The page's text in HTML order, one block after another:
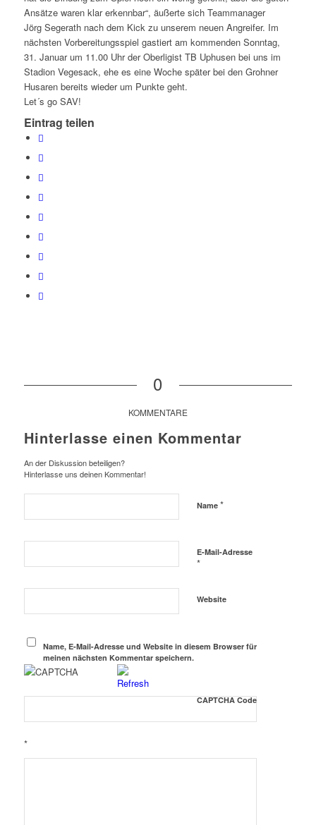
Ansätze waren klar erkennbar“, äußerte sich Teammanager
Jörg Segerath nach dem Kick zu unserem neuen Angreifer. Im
nächsten Vorbereitungsspiel gastiert am kommenden Sonntag,
31. Januar um 11.00 Uhr der Oberligist TB Uphusen bei uns im
Stadion Vegesack, ehe es eine Woche später bei den Grohner
Husaren bereits wieder um Punkte geht.
Let´s go SAV!
Eintrag teilen
0
KOMMENTARE
Hinterlasse einen Kommentar
An der Diskussion beteiligen?
Hinterlasse uns deinen Kommentar!
Name *
E-Mail-Adresse
*
Website
Name, E-Mail-Adresse und Website in diesem Browser für
meinen nächsten Kommentar speichern.
CAPTCHA Code
*